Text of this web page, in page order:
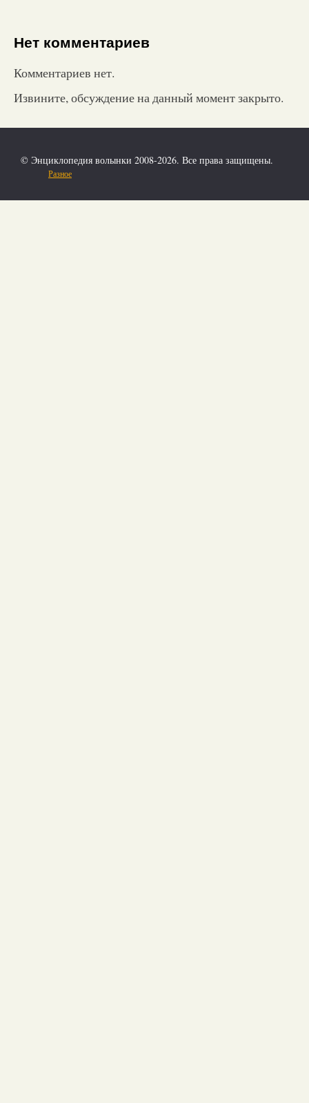
Нет комментариев
Комментариев нет.
Извините, обсуждение на данный момент закрыто.
© Энциклопедия волынки 2008-2026. Все права защищены.
Разное